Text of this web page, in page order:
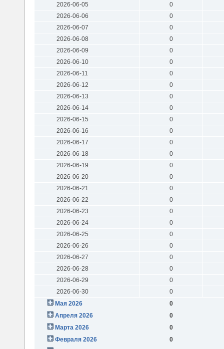
2026-06-05
0
2026-06-06
0
2026-06-07
0
2026-06-08
0
2026-06-09
0
2026-06-10
0
2026-06-11
0
2026-06-12
0
2026-06-13
0
2026-06-14
0
2026-06-15
0
2026-06-16
0
2026-06-17
0
2026-06-18
0
2026-06-19
0
2026-06-20
0
2026-06-21
0
2026-06-22
0
2026-06-23
0
2026-06-24
0
2026-06-25
0
2026-06-26
0
2026-06-27
0
2026-06-28
0
2026-06-29
0
2026-06-30
0
Мая 2026
0
Апреля 2026
0
Марта 2026
0
Февраля 2026
0